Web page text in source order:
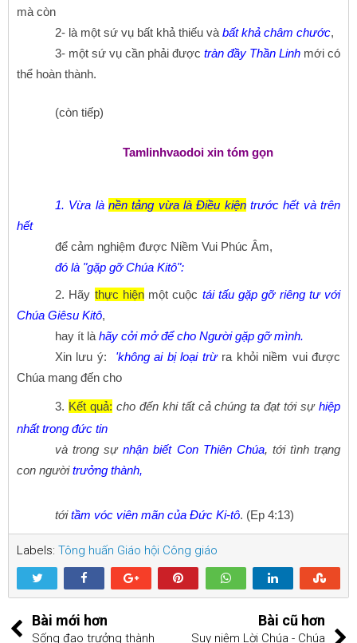
mà còn
2- là một sứ vụ bất khả thiếu và bất khả châm chước,
3- một sứ vụ cần phải được tràn đầy Thần Linh mới có
thể hoàn thành.
(còn tiếp)
Tamlinhvaodoi xin tóm gọn
1. Vừa là nền tảng vừa là Điều kiệntrước hết và trên
hết
để cảm nghiệm được Niềm Vui Phúc Âm,
đó là "gặp gỡ Chúa Kitô":
2. Hãy thực hiệnmột cuộc tái tấu gặp gỡ riêng tư với
Chúa Giêsu Kitô,
hay ít là hãy cởi mở để cho Người gặp gỡ mình.
Xin lưu ý:
'không ai bị loại trừra khỏi niềm vui được
Chúa mang đến cho
3. Kết quả: cho đến khi tất cả chúng ta đạt tới sựhiệp
nhất trong đức tin
và trong sựnhận biết Con Thiên Chúa, tới tình trạng
con ngườitrưởng thành,
tớitầm vóc viên mãn của Đức Ki-tô. (Ep 4:13)
Labels: Tông huấn Giáo hội Công giáo
Bài mới hơn
Sống đạo trưởng thành
Bài cũ hơn
Suy niệm Lời Chúa - Chúa